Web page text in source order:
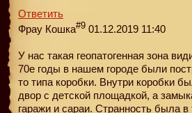
Ответить
Фрау Кошка#9 01.12.2019 11:40
У нас такая геопатогенная зона
70е годы в нашем городе были
то типа коробки. Внутри коробки
двор с детской площадкой, а
гаражи и сараи. Странность была в